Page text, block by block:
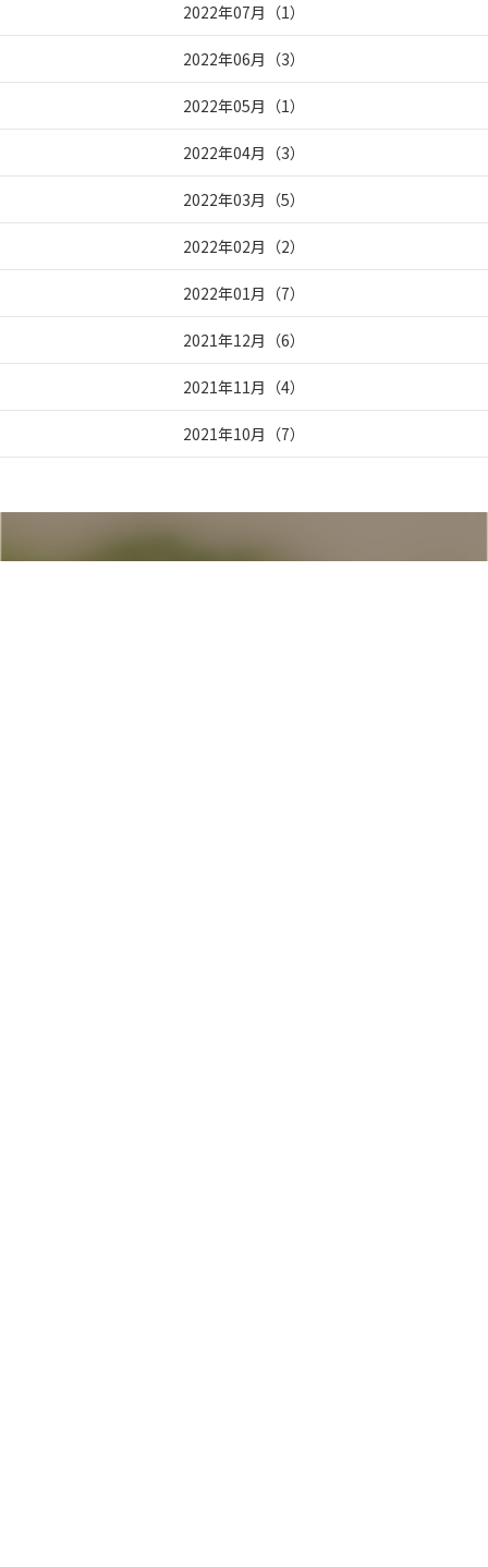
2022年07月 （1）
2022年06月 （3）
2022年05月 （1）
2022年04月 （3）
2022年03月 （5）
2022年02月 （2）
2022年01月 （7）
2021年12月 （6）
2021年11月 （4）
2021年10月 （7）